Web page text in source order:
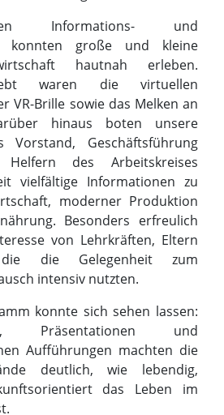
Vorstand, Geschäftsführung
des Arbeitskreises
vielfältige Informationen zu
moderner Produktion
Besonders erfreulich
von Lehrkräften, Eltern
die Gelegenheit zum
intensiv nutzten.
konnte sich sehen lassen:
Präsentationen und
Aufführungen machten die
deutlich, wie lebendig,
das Leben im
Dialog wurde die Zeit
wir unter anderem den
Umweltminister
Christian
Oliver